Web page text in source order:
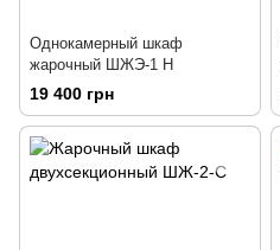
Однокамерный шкаф
жарочный ШЖЭ-1 Н
19 400 грн